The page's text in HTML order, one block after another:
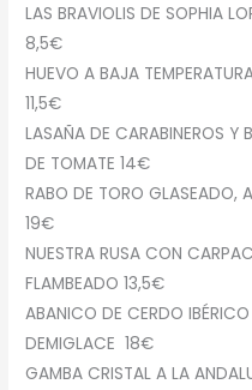
LAS BRAVIOLIS DE SOPHIA
8,5€
HUEVO A BAJA
11,5€
LASAÑA DE CARABINEROS
DE TOMATE 14€
RABO DE TORO GLASEADO,
19€
NUESTRA RUSA CON
FLAMBEADO 13,5€
ABANICO DE CERDO
DEMIGLACE 18€
GAMBA CRISTAL A LA